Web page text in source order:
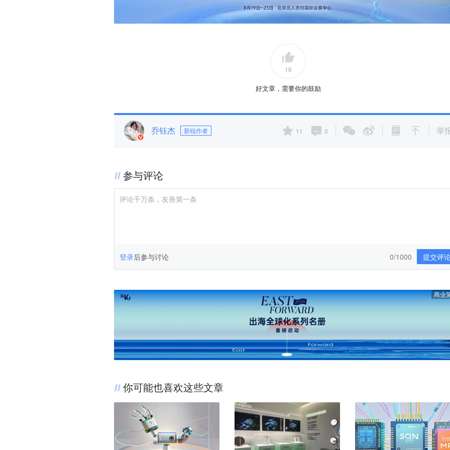
16
好文章，需要你的鼓励
乔钰杰 新锐作者 11 0 举
参与评论
评论千万条，友善第一条
登录后参与讨论 提交评
0/1000
商业
你可能也喜欢这些文章